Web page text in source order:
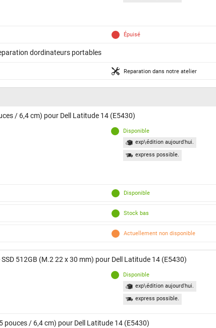
Épuisé
dordinateurs portables
Reparation dans notre atelier
/ 6,4 cm) pour Dell Latitude 14 (E5430)
Disponible
exp\édition aujourd'hui.
express possible.
Disponible
Stock bas
Actuellement non disponible
512GB (M.2 22 x 30 mm) pour Dell Latitude 14 (E5430)
Disponible
exp\édition aujourd'hui.
express possible.
pouces / 6,4 cm) pour Dell Latitude 14 (E5430)